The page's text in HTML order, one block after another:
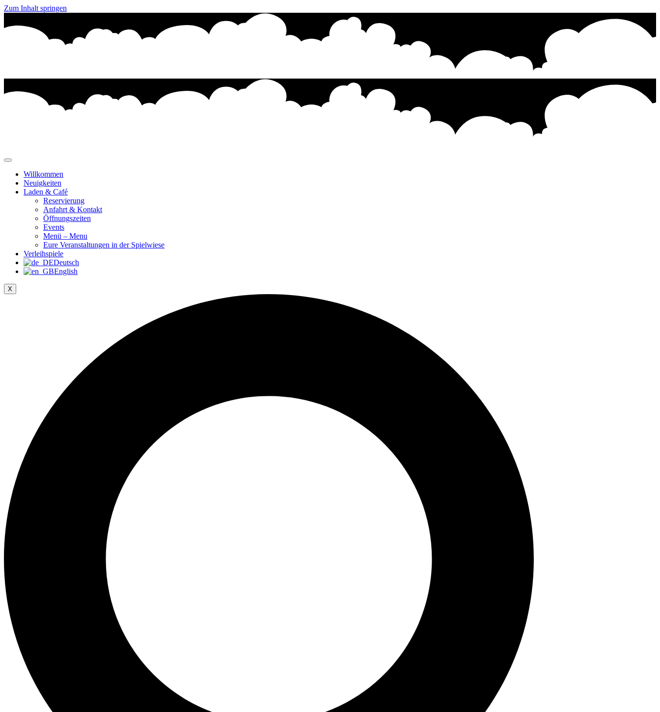
Zum Inhalt springen
Willkommen
Neuigkeiten
Laden & Café
Reservierung
Anfahrt & Kontakt
Öffnungszeiten
Events
Menü – Menu
Eure Veranstaltungen in der Spielwiese
Verleihspiele
Deutsch
English
X